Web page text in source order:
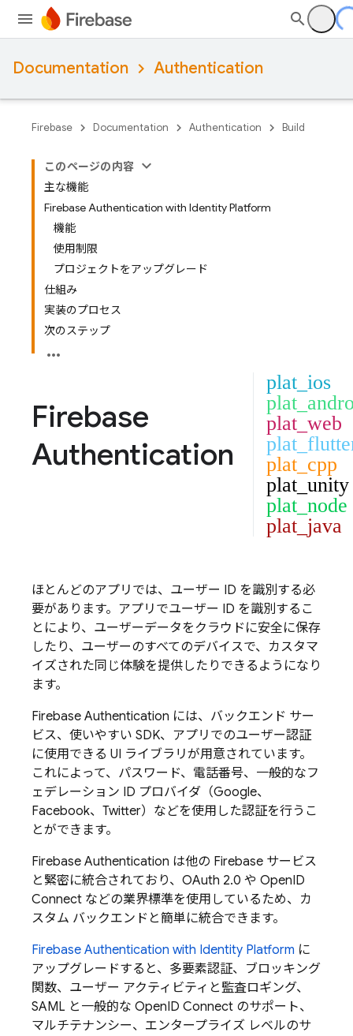
Documentation Authentication
Firebase Documentation Authentication Build
このページの内容
主な機能
Firebase Authentication with Identity Platform
機能
使用制限
プロジェクトをアップグレード
仕組み
実装のプロセス
次のステップ
Firebase
Authentication
plat_ios
plat_web
plat_cpp
plat_unity
plat_node
plat_java
ほとんどのアプリでは、ユーザー ID を識別する必
要があります。アプリでユーザー ID を識別するこ
とにより、ユーザーデータをクラウドに安全に保存
したり、ユーザーのすべてのデバイスで、カスタマ
イズされた同じ体験を提供したりできるようになり
ます。
Firebase Authentication には、バックエンド サー
ビス、使いやすい SDK、アプリでのユーザー認証
に使用できる UI ライブラリが用意されています。
これによって、パスワード、電話番号、一般的なフ
ェデレーション ID プロバイダ（Google、
Facebook、Twitter）などを使用した認証を行うこ
とができます。
Firebase Authentication は他の Firebase サービス
と緊密に統合されており、OAuth 2.0 や OpenID
Connect などの業界標準を使用しているため、カ
スタム バックエンドと簡単に統合できます。
Firebase Authentication with Identity Platform に
アップグレードすると、多要素認証、ブロッキング
関数、ユーザー アクティビティと監査ロギング、
SAML と一般的な OpenID Connect のサポート、
マルチテナンシー、エンタープライズ レベルのサ